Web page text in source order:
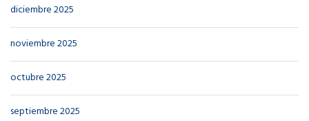
diciembre 2025
noviembre 2025
octubre 2025
septiembre 2025